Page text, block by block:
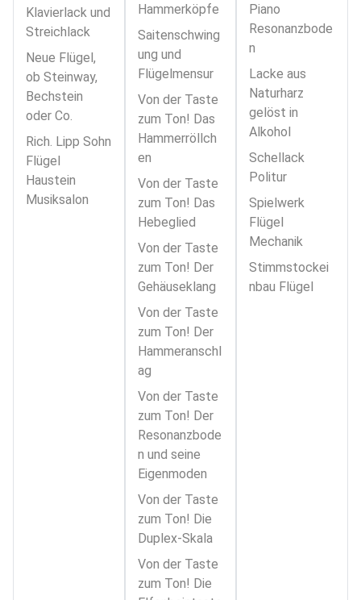
Klavierlack und
Streichlack
Neue Flügel,
ob Steinway,
Bechstein
oder Co.
Rich. Lipp Sohn
Flügel
Haustein
Musiksalon
Hammerköpfe
Saitenschwing
ung und
Flügelmensur
Von der Taste
zum Ton! Das
Hammerröllch
en
Von der Taste
zum Ton! Das
Hebeglied
Von der Taste
zum Ton! Der
Gehäuseklang
Von der Taste
zum Ton! Der
Hammeranschl
ag
Von der Taste
zum Ton! Der
Resonanzbode
n und seine
Eigenmoden
Von der Taste
zum Ton! Die
Duplex-Skala
Von der Taste
zum Ton! Die
Piano
Resonanzbode
n
Lacke aus
Naturharz
gelöst in
Alkohol
Schellack
Politur
Spielwerk
Flügel
Mechanik
Stimmstockei
nbau Flügel